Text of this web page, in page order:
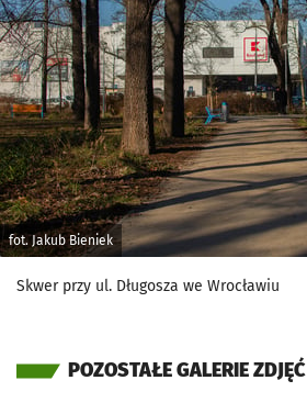
fot. Jakub Bieniek
Skwer przy ul. Długosza we Wrocławiu
POZOSTAŁE GALERIE ZDJĘĆ